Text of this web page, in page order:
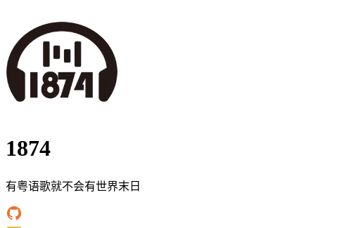
1874
有粤语歌就不会有世界末日